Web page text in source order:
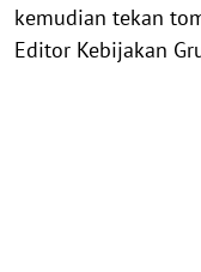
kemudian tekan
Editor Kebijakan